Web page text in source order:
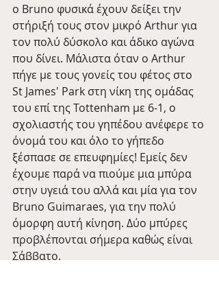
ο Bruno φυσικά έχουν δείξει την
στήριξή τους στον μικρό Arthur για
τον πολύ δύσκολο και άδικο αγώνα
που δίνει. Μάλιστα όταν ο Arthur
πήγε με τους γονείς του φέτος στο
St James' Park στη νίκη της ομάδας
του επί της Tottenham με 6-1, ο
σχολιαστής του γηπέδου ανέφερε το
όνομά του και όλο το γήπεδο
ξέσπασε σε επευφημίες! Εμείς δεν
έχουμε παρά να πιούμε μια μπύρα
στην υγειά του αλλά και μία για τον
Bruno Guimaraes, για την πολύ
όμορφη αυτή κίνηση. Δύο μπύρες
προβλέπονται σήμερα καθώς είναι
Σάββατο.